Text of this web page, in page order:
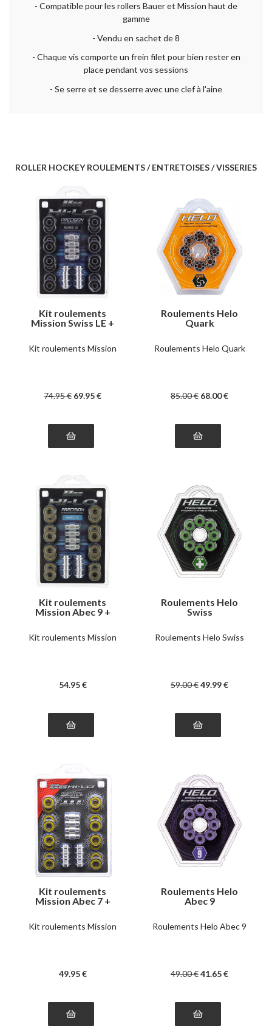
- Compatible pour les rollers Bauer et Mission haut de
gamme
- Vendu en sachet de 8
- Chaque vis comporte un frein filet pour bien rester en
place pendant vos sessions
- Se serre et se desserre avec une clef à l'aine
ROLLER HOCKEY ROULEMENTS / ENTRETOISES / VISSERIES
Kit roulements
Mission Swiss LE +
Kit roulements Mission
74.95€ 69.95€
Roulements Helo
Quark
Roulements Helo Quark
85.00€ 68.00€
Kit roulements
Mission Abec 9 +
Kit roulements Mission
54.95 €
Roulements Helo
Swiss
Roulements Helo Swiss
59.00€49.99€
Kit roulements
Mission Abec 7 +
Kit roulements Mission
49.95 €
Roulements Helo
Abec 9
Roulements Helo Abec 9
49.00€41.65€